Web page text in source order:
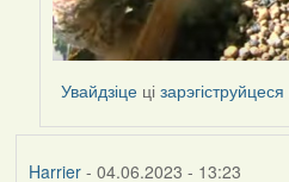
Увайдзіце цізарэгіструйцеся
Harrier- 04.06.2023 - 13:23